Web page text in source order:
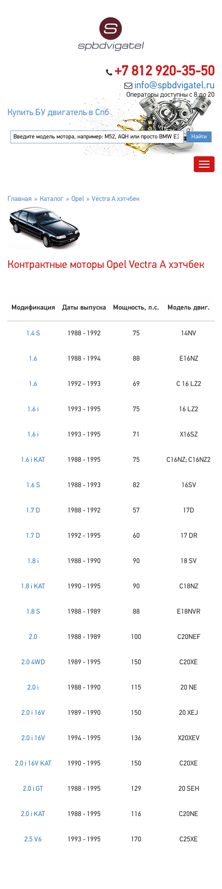
+7 812 920-35-50
info@spbdvigatel.ru
Операторы доступны с 8 до 20
Купить БУ двигатель в Спб
Главная Каталог Opel Vectra A хэтчбек
Контрактные моторы Opel Vectra A хэтчбек
Модификация Даты выпуска Мощность, л.с. Модель двиг.
1.4 S 1988 - 1992 75 14NV
1.6 1988 - 1994 88 E16NZ
1.6 1992 - 1993 69 C 16 LZ2
1.6 i 1993 - 1995 75 16 LZ2
1.6 i 1993 - 1995 71 X16SZ
1.6 i KAT 1988 - 1995 75 C16NZ; C16NZ2
1.6 S 1988 - 1993 82 16SV
1.7 D 1988 - 1992 57 17D
1.7 D 1992 - 1995 60 17 DR
1.8 i 1988 - 1990 90 18 SV
1.8 i KAT 1990 - 1995 90 C18NZ
1.8 S 1988 - 1989 88 E18NVR
2.0 1988 - 1989 100 C20NEF
2.0 4WD 1989 - 1995 150 C20XE
2.0 i 1988 - 1990 115 20 NE
2.0 i 16V 1989 - 1990 150 20 XEJ
2.0 i 16V 1994 - 1995 136 X20XEV
2.0 i 16V KAT 1990 - 1995 150 C20XE
2.0 i GT 1988 - 1995 129 20 SEH
2.0 i KAT 1988 - 1995 116 C20NE
2.5 V6 1993 - 1995 170 C25XE